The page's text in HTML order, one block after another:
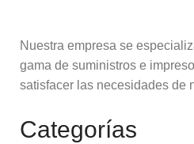
Nuestra empresa se
gama de suministros e
satisfacer las necesidades de
Categorías